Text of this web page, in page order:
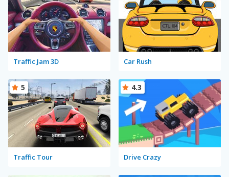
Traffic Jam 3D Car Rush
Traffic Tour
5
Drive Crazy
4.3